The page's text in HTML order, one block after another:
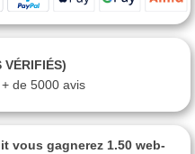
VÉRIFIÉS)
de 5000 avis
vous gagnerez 1.50 web-